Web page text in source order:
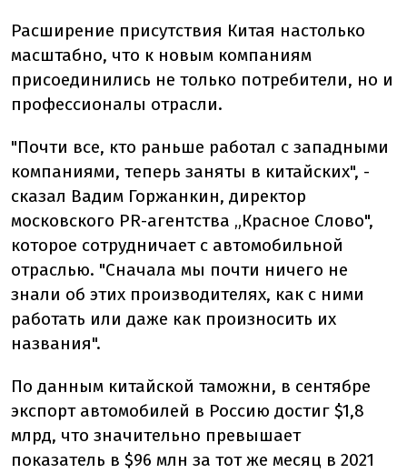
Расширение присутствия Китая настолько
масштабно, что к новым компаниям
присоединились не только потребители, но и
профессионалы отрасли.
"Почти все, кто раньше работал с западными
компаниями, теперь заняты в китайских", -
сказал Вадим Горжанкин, директор
московского PR-агентства „Красное Слово",
которое сотрудничает с автомобильной
отраслью. "Сначала мы почти ничего не
знали об этих производителях, как с ними
работать или даже как произносить их
названия".
По данным китайской таможни, в сентябре
экспорт автомобилей в Россию достиг $1,8
млрд, что значительно превышает
показатель в $96 млн за тот же месяц в 2021